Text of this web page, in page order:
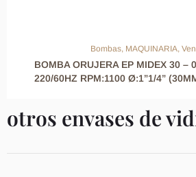
Bombas, MAQUINARIA,
BOMBA ORUJERA EP MIDEX 30 –
220/60HZ RPM:1100 Ø:1”1/4”
otros envases de